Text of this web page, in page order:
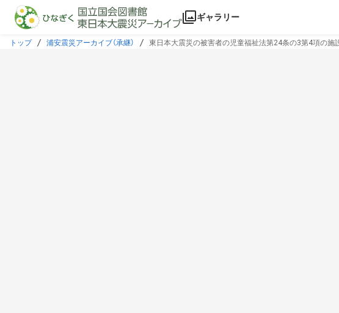
本文に飛ぶ
ギャラリー
トップ 浦安震災アーカイブ（承継） 東日本大震災の被害者の児童福祉法第24条の3第4項の施